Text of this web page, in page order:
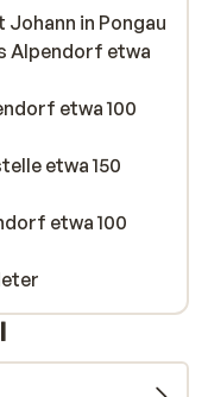
in Pongau
Alpendorf etwa
etwa 100
etwa 150
etwa 100